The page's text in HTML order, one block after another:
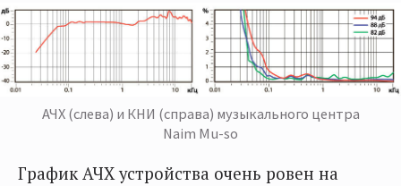
АЧХ (слева) и КНИ (справа) музыкального центра
Naim Mu-so
График АЧХ устройства очень ровен на